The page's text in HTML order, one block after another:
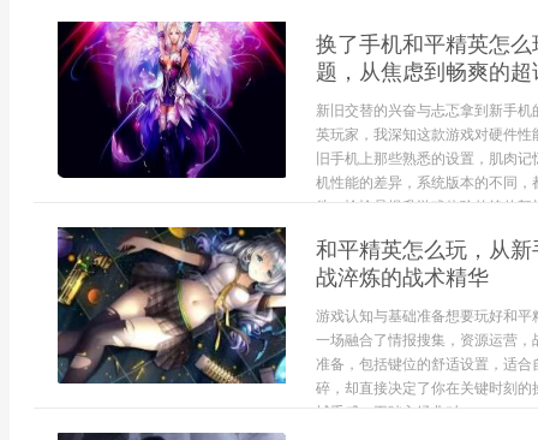
换了手机和平精英怎
题，从焦虑到畅爽的
新旧交替的兴奋与忐忑拿到新手
英玩家，我深知这款游戏对硬件
旧手机上那些熟悉的设置，肌肉
机性能的差异，系统版本的不同
徙，恰恰是提升游戏体验的绝佳
和平精英怎么玩，从
战淬炼的战术精华
游戏认知与基础准备想要玩好和
一场融合了情报搜集，资源运营
准备，包括键位的舒适设置，适
碎，却直接决定了你在关键时刻
械手感，再踏入经典对...